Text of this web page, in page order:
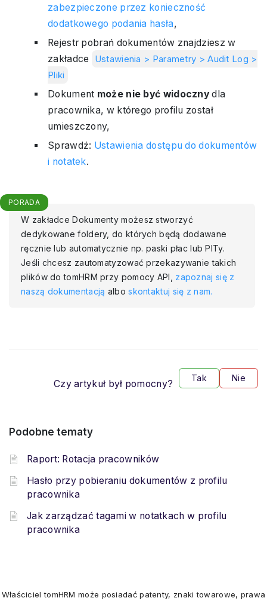
zabezpieczone przez konieczność
dodatkowego podania hasła,
Rejestr pobrań dokumentów znajdziesz w
zakładce
Ustawienia > Parametry > Audit Log >
Pliki
Dokument może nie być widoczny dla
pracownika, w którego profilu został
umieszczony,
Sprawdź: Ustawienia dostępu do dokumentów
i notatek.
PORADA
W zakładce Dokumenty możesz stworzyć
dedykowane foldery, do których będą dodawane
ręcznie lub automatycznie np. paski płac lub PITy.
Jeśli chcesz zautomatyzować przekazywanie takich
plików do tomHRM przy pomocy API, zapoznaj się z
naszą dokumentacją alboskontaktuj się z nam.
Nie
Tak
Czy artykuł był pomocny?
Podobne tematy
Raport: Rotacja pracowników
Hasło przy pobieraniu dokumentów z profilu
pracownika
Jak zarządzać tagami w notatkach w profilu
pracownika
Właściciel tomHRM może posiadać patenty, znaki towarowe, prawa